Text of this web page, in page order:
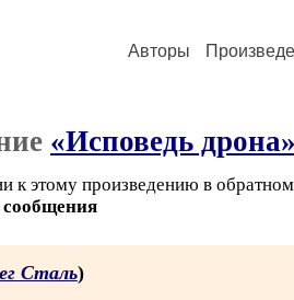
Авторы
«Исповедь дрона»
к этому произведению в
сообщения
Сталь)